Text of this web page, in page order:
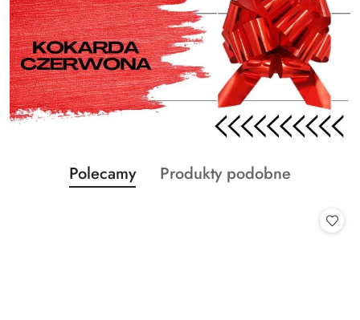
Pomiń karuzelę produktów
Produkty
o
Polecamy
Produkty
Produkty podobne